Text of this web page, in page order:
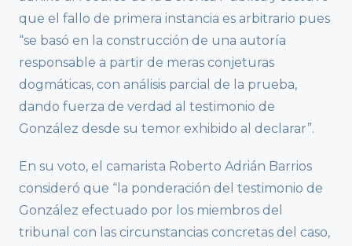
que el fallo de primera instancia es arbitrario pues
“se basó en la construcción de una autoría
responsable a partir de meras conjeturas
dogmáticas, con análisis parcial de la prueba,
dando fuerza de verdad al testimonio de
González desde su temor exhibido al declarar”.
En su voto, el camarista Roberto Adrián Barrios
consideró que “la ponderación del testimonio de
González efectuado por los miembros del
tribunal con las circunstancias concretas del caso,